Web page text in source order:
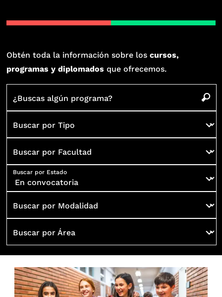
Obtén toda la información sobre loscursos,
programas y diplomados que ofrecemos.
¿Buscas algún programa?
Buscar por Tipo
Buscar por Facultad
Buscar por Estado
Buscar por Modalidad
Buscar por Área